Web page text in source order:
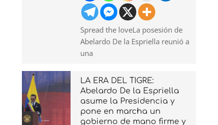
Spread the loveLa posesión de
Abelardo De la Espriella reunió a
una
LA ERA DEL TIGRE:
Abelardo De la Espriella
asume la Presidencia y
pone en marcha un
gobierno de mano firme y